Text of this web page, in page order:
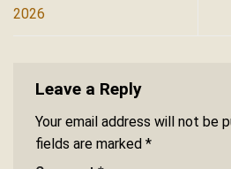
2026
Leave a Reply
Your email address will not be
fields are marked *